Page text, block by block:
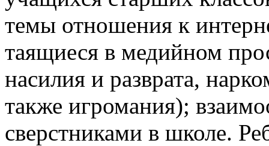
темы отношения к
таящиеся в медийном
насилия и разврата,
также игромания);
сверстниками в школе.